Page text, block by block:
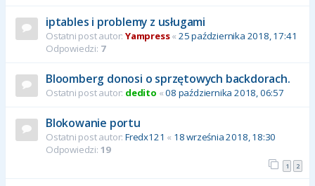
iptables i problemy z usługami
Ostatni post autor: Yampress« 25 października 2018, 17:41
Odpowiedzi: 7
Bloomberg donosi o sprzętowych backdorach.
Ostatni post autor: dedito «08 października 2018, 06:57
Blokowanie portu
Ostatni post autor: Fredx121 « 18 września 2018, 18:30
Odpowiedzi: 19
1 2